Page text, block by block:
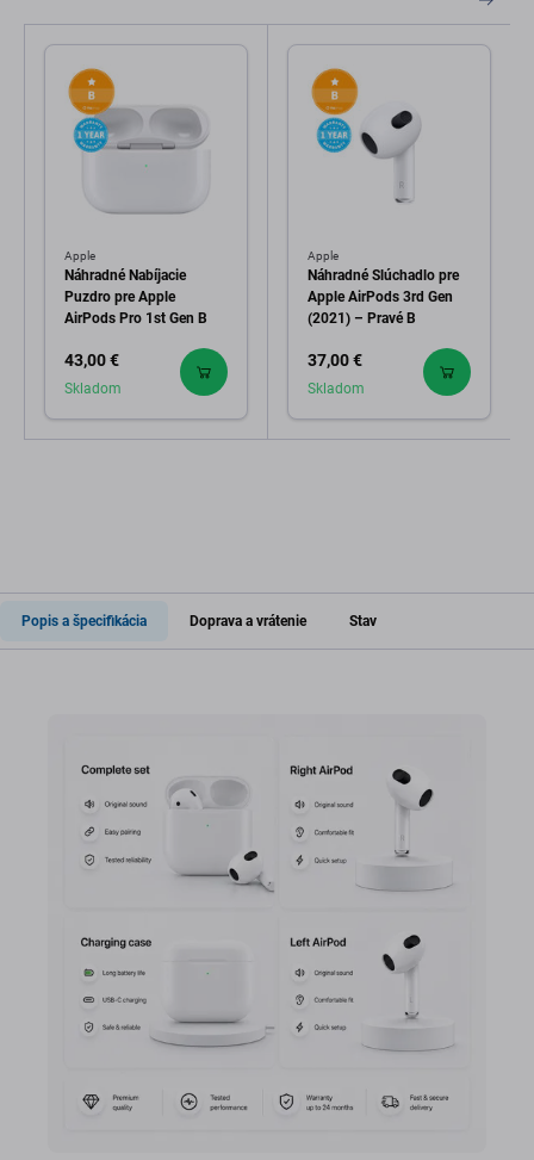
Apple
Náhradné Nabíjacie
Puzdro pre Apple
AirPods Pro 1st Gen B
43,00 €
Skladom
Apple
Náhradné Slúchadlo pre
Apple AirPods 3rd Gen
(2021) – Pravé B
37,00 €
Skladom
Popis a špecifikácia Doprava a vrátenie Stav